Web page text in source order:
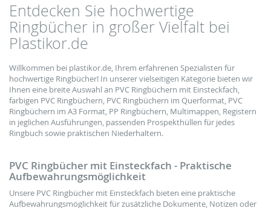
Entdecken Sie hochwertige
Ringbücher in großer Vielfalt bei
Plastikor.de
Willkommen bei plastikor.de, Ihrem erfahrenen Spezialisten für
hochwertige Ringbücher! In unserer vielseitigen Kategorie bieten wir
Ihnen eine breite Auswahl an PVC Ringbüchern mit Einsteckfach,
farbigen PVC Ringbüchern, PVC Ringbüchern im Querformat, PVC
Ringbüchern im A3 Format, PP Ringbüchern, Multimappen, Registern
in jeglichen Ausführungen, passenden Prospekthüllen für jedes
Ringbuch sowie praktischen Niederhaltern.
PVC Ringbücher mit Einsteckfach - Praktische
Aufbewahrungsmöglichkeit
Unsere PVC Ringbücher mit Einsteckfach bieten eine praktische
Aufbewahrungsmöglichkeit für zusätzliche Dokumente, Notizen oder